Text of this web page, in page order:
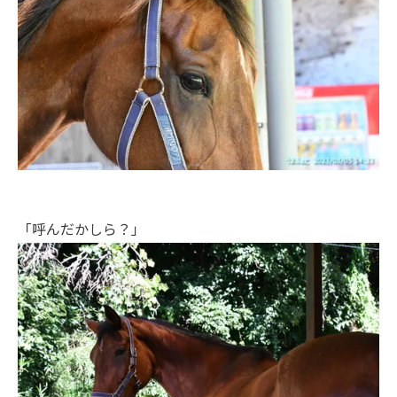
「呼んだかしら？」